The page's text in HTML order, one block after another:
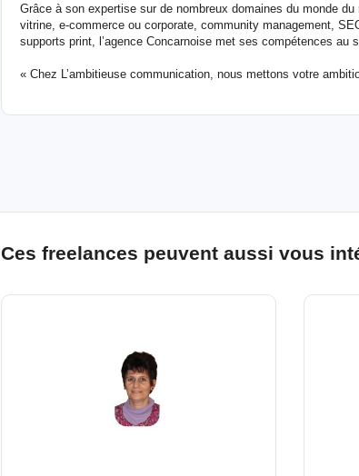
Grâce à son expertise sur de nombreux domaines du monde
vitrine, e-commerce ou corporate, community management,
supports print, l’agence Concarnoise met ses compétences au
« Chez L’ambitieuse communication, nous mettons votre
Ces freelances peuvent aussi vous